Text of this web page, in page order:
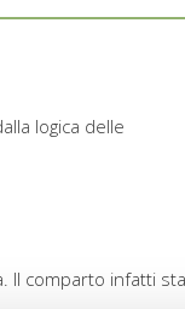
logica delle
Il comparto infatti sta